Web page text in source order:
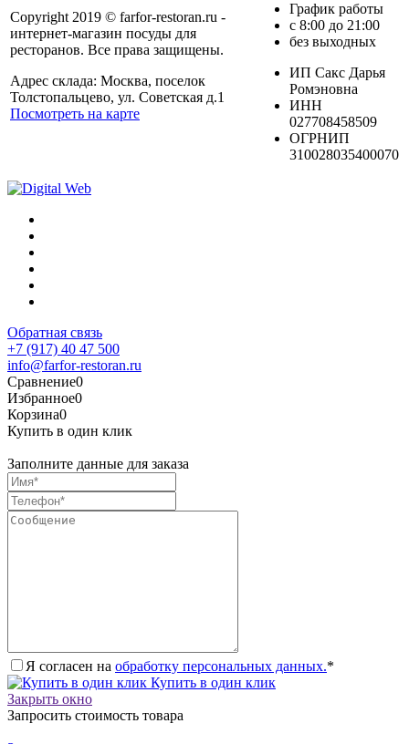
Copyright 2019 © farfor-restoran.ru -
интернет-магазин посуды для
ресторанов. Все права защищены.
Адрес склада: Москва, поселок
Толстопальцево, ул. Советская д.1
Посмотреть на карте
График работы
с 8:00 до 21:00
без выходных
ИП Сакс Дарья
Ромэновна
ИНН
027708458509
ОГРНИП
310028035400070
Обратная связь
+7 (917) 40 47 500
info@farfor-restoran.ru
Сравнение0
Избранное0
Корзина0
Купить в один клик
Заполните данные для заказа
Я согласен на обработку персональных данных.*
Купить в один клик
Закрыть окно
Запросить стоимость товара